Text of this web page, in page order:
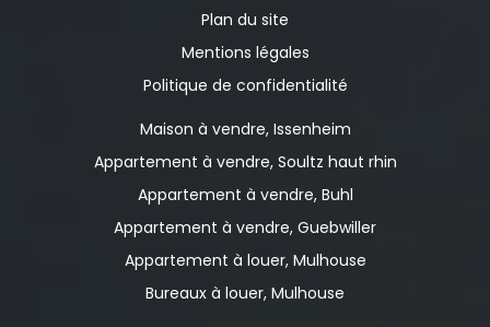
Plan du site
Mentions légales
Politique de confidentialité
Maison à vendre, Issenheim
Appartement à vendre, Soultz haut rhin
Appartement à vendre, Buhl
Appartement à vendre, Guebwiller
Appartement à louer, Mulhouse
Bureaux à louer, Mulhouse